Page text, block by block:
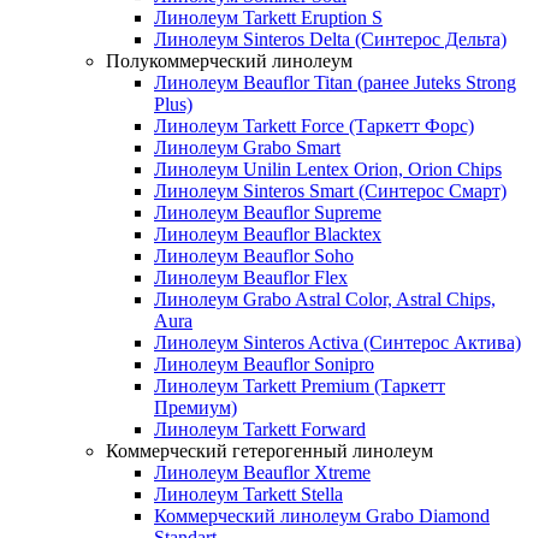
Линолеум Tarkett Eruption S
Линолеум Sinteros Delta (Синтерос Дельта)
Полукоммерческий линолеум
Линолеум Beauflor Titan (ранее Juteks Strong
Plus)
Линолеум Tarkett Force (Таркетт Форс)
Линолеум Grabo Smart
Линолеум Unilin Lentex Orion, Orion Chips
Линолеум Sinteros Smart (Синтерос Смарт)
Линолеум Beauflor Supreme
Линолеум Beauflor Blacktex
Линолеум Beauflor Soho
Линолеум Beauflor Flex
Линолеум Grabo Astral Color, Astral Chips,
Aura
Линолеум Sinteros Activa (Синтерос Актива)
Линолеум Beauflor Sonipro
Линолеум Tarkett Premium (Таркетт
Премиум)
Линолеум Tarkett Forward
Коммерческий гетерогенный линолеум
Линолеум Beauflor Xtreme
Линолеум Tarkett Stella
Коммерческий линолеум Grabo Diamond